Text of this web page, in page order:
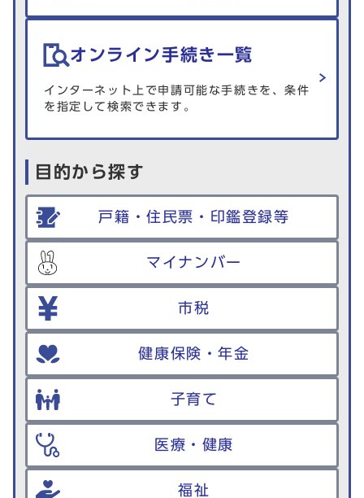
オンライン手続き一覧
インターネット上で申請可能な手続きを、条件
を指定して検索できます。
目的から探す
戸籍・住民票・印鑑登録等
マイナンバー
市税
健康保険・年金
子育て
医療・健康
福祉